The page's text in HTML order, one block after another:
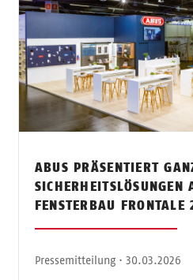
ABUS PRÄSENTIERT
SICHERHEITSLÖSUNGEN
FENSTERBAU FRONTALE
Pressemitteilung · 30.03.2026